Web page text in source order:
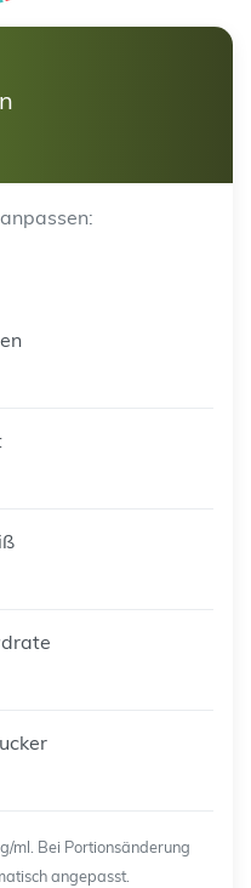
ml. Bei Portionsänderung
angepasst.